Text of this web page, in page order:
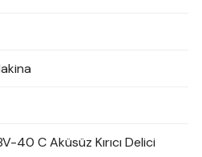
40 C Aküsüz Kırıcı Delici